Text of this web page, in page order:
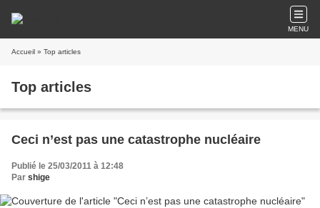
MENU
Accueil » Top articles
Top articles
Ceci n’est pas une catastrophe nucléaire
Publié le 25/03/2011 à 12:48
Par shige